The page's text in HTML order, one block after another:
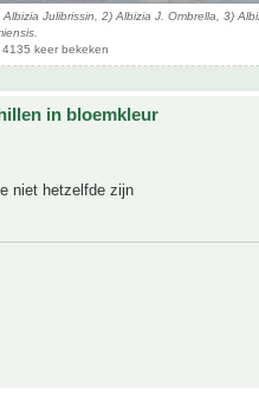
Julibrissin, 2) Albizia J. Ombrella, 3)
keer bekeken
in bloemkleur
niet hetzelfde zijn